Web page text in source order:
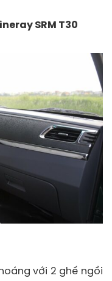
SRM T30
với 2 ghế ngồi